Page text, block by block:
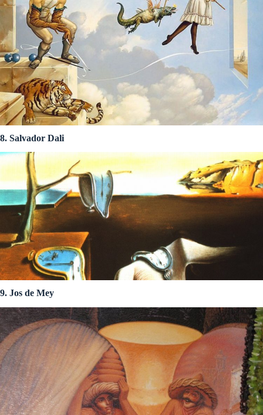
8. Salvador Dali
9. Jos de Mey